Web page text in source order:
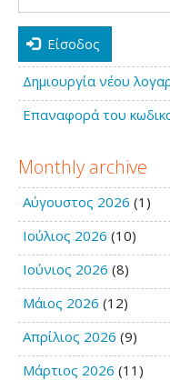
Είσοδος
Δημιουργία νέου
Επαναφορά του
Monthly archive
Αύγουστος 2026 (1)
Ιούλιος 2026 (10)
Ιούνιος 2026 (8)
Μάιος 2026 (12)
Απρίλιος 2026 (9)
Μάρτιος 2026 (11)